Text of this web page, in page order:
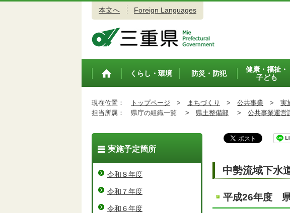
本文へ Foreign Languages
トップペ
くらし・環境 防災・防犯
健康・福祉・
子ども
現在位置： トップページ > まちづくり > 公共事業 > 実
担当所属：
県庁の組織一覧 > 県土整備部 > 公共事業運営
中勢流域下水
平成26年度 県
実施予定箇所
令和８年度
令和７年度
令和６年度